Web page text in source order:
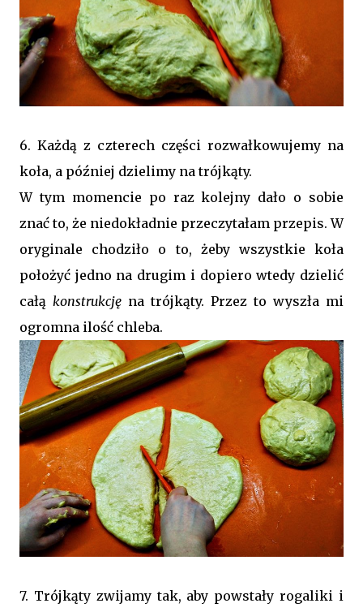
6. Każdą z czterech części rozwałkowujemy na
koła, a później dzielimy na trójkąty.
W tym momencie po raz kolejny dało o sobie
znać to, że niedokładnie przeczytałam przepis. W
oryginale chodziło o to, żeby wszystkie koła
położyć jedno na drugim i dopiero wtedy dzielić
całą konstrukcję na trójkąty. Przez to wyszła mi
ogromna ilość chleba.
7. Trójkąty zwijamy tak, aby powstały rogaliki i